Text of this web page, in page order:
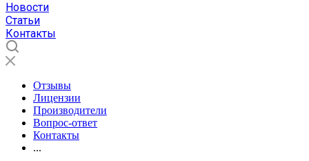
Новости
Статьи
Контакты
Отзывы
Лицензии
Производители
Вопрос-ответ
Контакты
...